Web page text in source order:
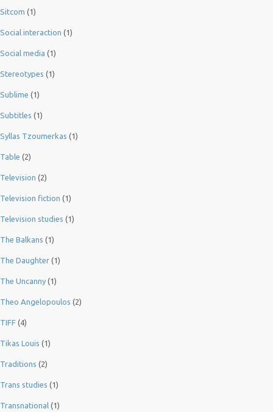
Sitcom (1)
Social interaction (1)
Social media (1)
Stereotypes (1)
Sublime (1)
Subtitles (1)
Syllas Tzoumerkas (1)
Table (2)
Television (2)
Television fiction (1)
Television studies (1)
The Balkans (1)
The Daughter (1)
The Uncanny (1)
Theo Angelopoulos (2)
TIFF (4)
Tikas Louis (1)
Traditions (2)
Trans studies (1)
Transnational (1)